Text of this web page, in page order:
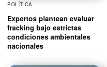
POLÍTICA
Expertos plantean evaluar
fracking bajo estrictas
condiciones ambientales
nacionales